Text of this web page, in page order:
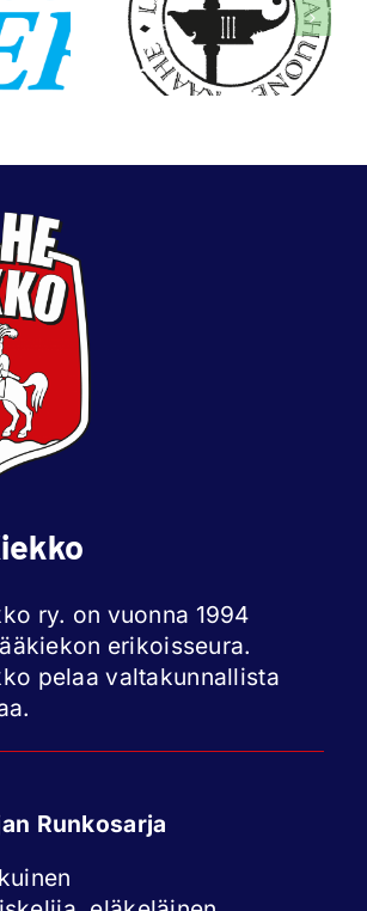
Langin
Kauppahuone
ry. on vuonna 1994
erikoisseura.
pelaa valtakunnallista
Runkosarja